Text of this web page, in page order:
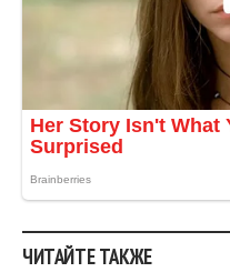
ЧИТАЙТЕ ТАКЖЕ